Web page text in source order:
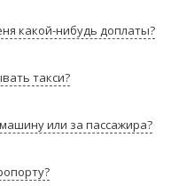
какой-нибудь доплаты?
такси?
или за пассажира?